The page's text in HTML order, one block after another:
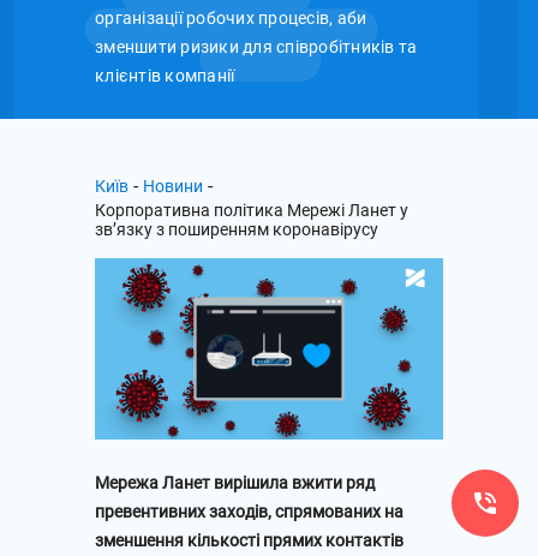
організації робочих процесів, аби
зменшити ризики для співробітників та
клієнтів компанії
Київ - Новини -
Корпоративна політика Мережі Ланет у
зв’язку з поширенням коронавірусу
Мережа Ланет вирішила вжити ряд
превентивних заходів, спрямованих на
зменшення кількості прямих контактів